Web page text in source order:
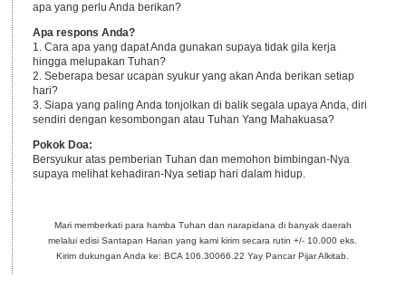
apa yang perlu Anda berikan?
Apa respons Anda?
1. Cara apa yang dapat Anda gunakan supaya tidak gila kerja
hingga melupakan Tuhan?
2. Seberapa besar ucapan syukur yang akan Anda berikan setiap
hari?
3. Siapa yang paling Anda tonjolkan di balik segala upaya Anda, diri
sendiri dengan kesombongan atau Tuhan Yang Mahakuasa?
Pokok Doa:
Bersyukur atas pemberian Tuhan dan memohon bimbingan-Nya
supaya melihat kehadiran-Nya setiap hari dalam hidup.
Mari memberkati para hamba Tuhan dan narapidana di banyak daerah
melalui edisi Santapan Harian yang kami kirim secara rutin +/- 10.000 eks.
Kirim dukungan Anda ke: BCA 106.30066.22 Yay Pancar Pijar Alkitab.